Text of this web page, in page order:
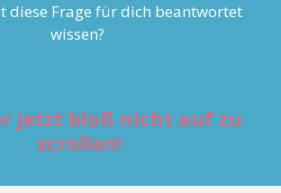
diese Frage für dich beantwortet
wissen?
jetzt bloß nicht auf zu
scrollen!